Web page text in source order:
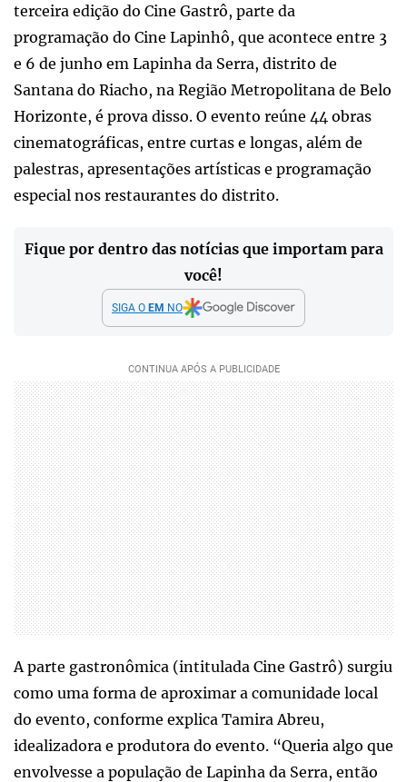
terceira edição do Cine Gastrô, parte da
programação do Cine Lapinhô, que acontece entre 3
e 6 de junho em Lapinha da Serra, distrito de
Santana do Riacho, na Região Metropolitana de Belo
Horizonte, é prova disso. O evento reúne 44 obras
cinematográficas, entre curtas e longas, além de
palestras, apresentações artísticas e programação
especial nos restaurantes do distrito.
Fique por dentro das notícias que importam para
você!
SIGA O EM NO
A parte gastronômica (intitulada Cine Gastrô) surgiu
como uma forma de aproximar a comunidade local
do evento, conforme explica Tamira Abreu,
idealizadora e produtora do evento. “Queria algo que
envolvesse a população de Lapinha da Serra, então